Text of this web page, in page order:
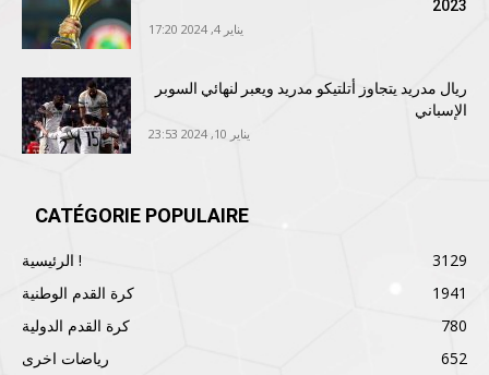
2023
يناير 4, 2024 17:20
ريال مدريد يتجاوز أتلتيكو مدريد ويعبر لنهائي السوبر
الإسباني
يناير 10, 2024 23:53
CATÉGORIE POPULAIRE
الرئيسية !
3129
كرة القدم الوطنية
1941
كرة القدم الدولية
780
رياضات اخرى
652